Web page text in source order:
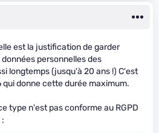
est la justification de garder
personnelles des
longtemps (jusqu'à 20 ans !) C'est
qui donne cette durée maximum.
type n'est pas conforme au RGPD